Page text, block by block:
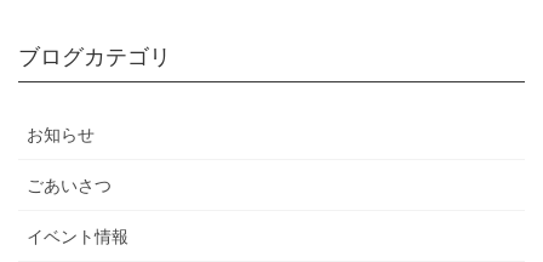
ブログカテゴリ
お知らせ
ごあいさつ
イベント情報